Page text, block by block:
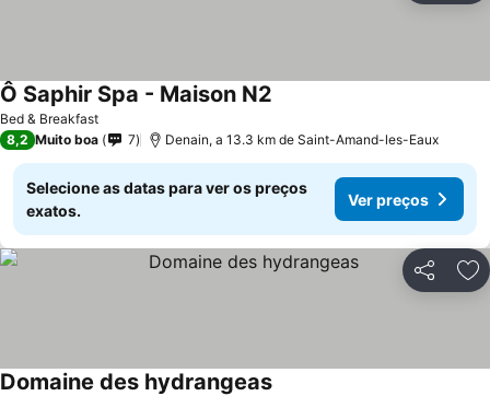
Bed & Breakfast
Ô Saphir Spa - Maison N2
8,2 Muito boa 7 Denain, a 13.3 km de Saint-Amand-les-Eaux
Selecione as datas para ver os preços
exatos.
Ver preços
Partilhar
Domaine des hydrangeas